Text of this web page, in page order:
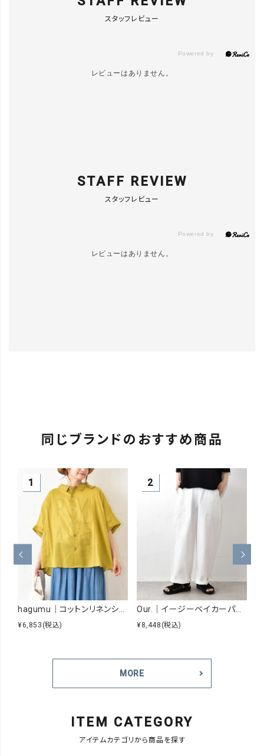
BLACK／38スタッフレビュー
レビューはありません。
STAFF REVIEW
スタッフレビュー
レビューはありません。
同じブランドのおすすめ商品
¥6,853 (税込) ¥8,448 (税込)
MORE
ITEM CATEGORY
アイテムカテゴリから商品を探す